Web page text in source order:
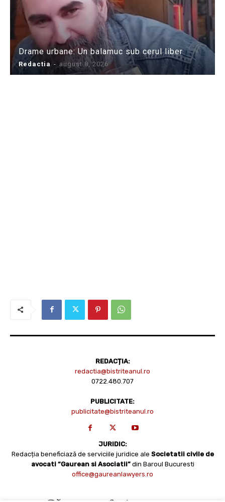
Drame urbane: Un balamuc sub cerul liber
Redactia - august 8, 2026
REDACȚIA:
redactia@bistriteanul.ro
0722.480.707
PUBLICITATE:
publicitate@bistriteanul.ro
JURIDIC:
Redacția beneficiază de serviciile juridice ale Societatii civile de
avocati “Gaurean si Asociatii” din Baroul Bucuresti
office@gaureanlawyers.ro